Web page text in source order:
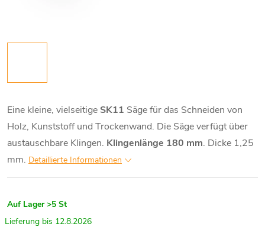
Eine kleine, vielseitige SK11 Säge für das Schneiden von
Holz, Kunststoff und Trockenwand. Die Säge verfügt über
austauschbare Klingen. Klingenlänge 180 mm. Dicke 1,25
mm. Detaillierte Informationen
Auf Lager >5 St
12.8.2026